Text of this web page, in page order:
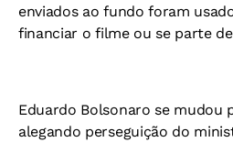
enviados ao fundo foram
financiar o filme ou se parte
Eduardo Bolsonaro se mudou
alegando perseguição do